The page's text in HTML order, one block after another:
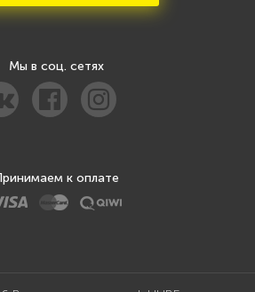
Мы в соц. сетях
к оплате